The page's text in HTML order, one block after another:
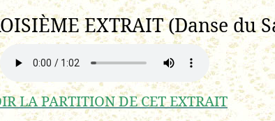
EXTRAIT (Danse du
LA PARTITION DE CET EXTRAIT